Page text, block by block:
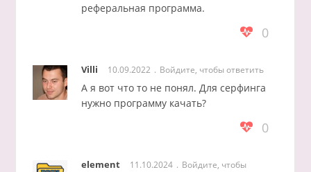
реферальная программа.
0
Villi 10.09.2022 Войдите, чтобы ответить
А я вот что то не понял. Для серфинга
нужно программу качать?
0
element 11.10.2024
Войдите, чтобы